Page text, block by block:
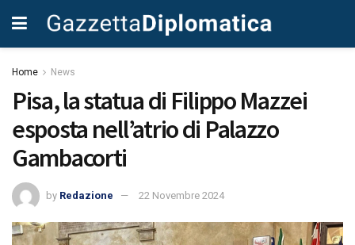
Home News
Pisa, la statua di Filippo Mazzei
esposta nell’atrio di Palazzo
Gambacorti
by Redazione 22 Novembre 2024